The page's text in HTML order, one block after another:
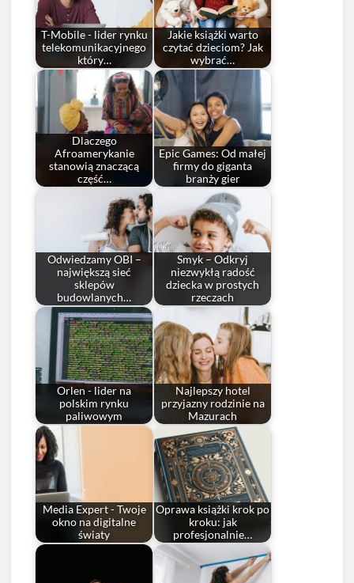
T-Mobile - lider rynku
telekomunikacyjnego
który…
Jakie książki warto
czytać dzieciom? Jak
wybrać…
Dlaczego
Afroamerykanie
stanowią znaczącą
część…
Epic Games: Od małej
firmy do giganta
branży gier
Odwiedzamy OBI –
największą sieć
sklepów
budowlanych…
Smyk – Odkryj
niezwykłą radość
dziecka w prostych
rzeczach
Orlen - lider na
polskim rynku
paliwowym
Najlepszy hotel
przyjazny rodzinie na
Mazurach
Media Expert - Twoje
okno na digitalne
światy
Oprawa książki krok po
kroku: jak
profesjonalnie…